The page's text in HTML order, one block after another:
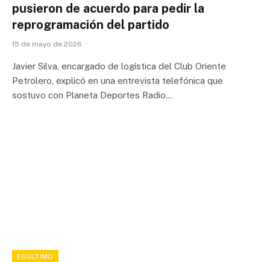
pusieron de acuerdo para pedir la
reprogramación del partido
15 de mayo de 2026
Javier Silva, encargado de logística del Club Oriente
Petrolero, explicó en una entrevista telefónica que
sostuvo con Planeta Deportes Radio…
ESÚLTIMO